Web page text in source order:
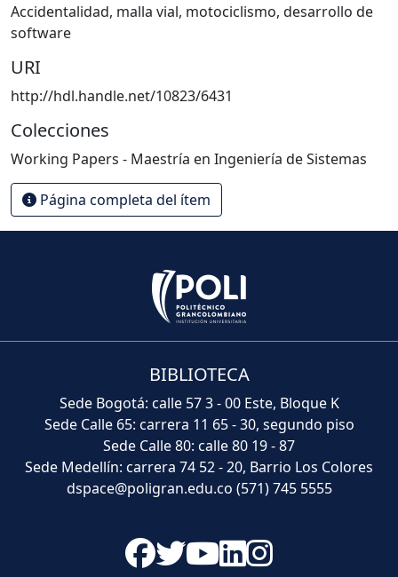
Accidentalidad, malla vial, motociclismo, desarrollo de
software
URI
http://hdl.handle.net/10823/6431
Colecciones
Working Papers - Maestría en Ingeniería de Sistemas
Página completa del ítem
BIBLIOTECA
Sede Bogotá: calle 57 3 - 00 Este, Bloque K
Sede Calle 65: carrera 11 65 - 30, segundo piso
Sede Calle 80: calle 80 19 - 87
Sede Medellín: carrera 74 52 - 20, Barrio Los Colores
dspace@poligran.edu.co (571) 745 5555